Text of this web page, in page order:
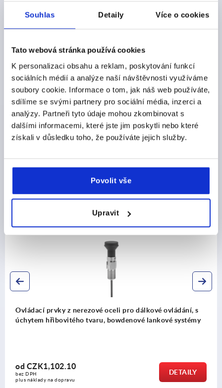
Souhlas Detaily Více o cookies
Tato webová stránka používá cookies
K personalizaci obsahu a reklam, poskytování funkcí
sociálních médií a analýze naší návštěvnosti využíváme
soubory cookie. Informace o tom, jak náš web používáte,
sdílíme se svými partnery pro sociální média, inzerci a
analýzy. Partneři tyto údaje mohou zkombinovat s
dalšími informacemi, které jste jim poskytli nebo které
získali v důsledku toho, že používáte jejich služby.
Povolit vše
Upravit
Nový online konfigurátorpodporuje konstruktéry při
výběru vhodných komponent. Propojuje kompatibilní
nakonfigurované řešení přímo do procesu objednávání.
TAKTO TO FUNGUJE
Doplněk pro automatizované aplikace
Kromě mechanických řešení REMOTEnabízí společnost
KIPP také pneumatické aretační čepy s koncovým
. Používají se tam, kde ruční ovládání není možné
zatímco integrovaný snímač hlásí aktuální stav spínání do
NAKONFIGUROVAT NYNÍ
K2213
Ovládací prvky z nerezové oceli pro dálkové ovládání, s
úchytem hřibovitého tvaru, bowdenové lankové systémy
od CZK1,102.10
bez DPH
plus náklady na dopravu
DETAILY